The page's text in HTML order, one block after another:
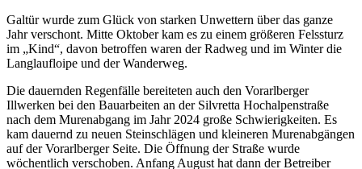
Galtür wurde zum Glück von starken Unwettern über das ganze
Jahr verschont. Mitte Oktober kam es zu einem größeren Felssturz
im „Kind“, davon betroffen waren der Radweg und im Winter die
Langlaufloipe und der Wanderweg.
Die dauernden Regenfälle bereiteten auch den Vorarlberger
Illwerken bei den Bauarbeiten an der Silvretta Hochalpenstraße
nach dem Murenabgang im Jahr 2024 große Schwierigkeiten. Es
kam dauernd zu neuen Steinschlägen und kleineren Murenabgängen
auf der Vorarlberger Seite. Die Öffnung der Straße wurde
wöchentlich verschoben. Anfang August hat dann der Betreiber